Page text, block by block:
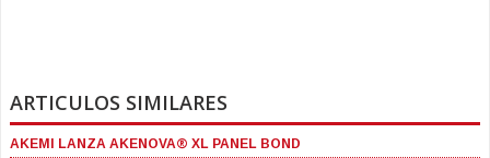
ARTICULOS SIMILARES
AKEMI LANZA AKENOVA® XL PANEL BOND